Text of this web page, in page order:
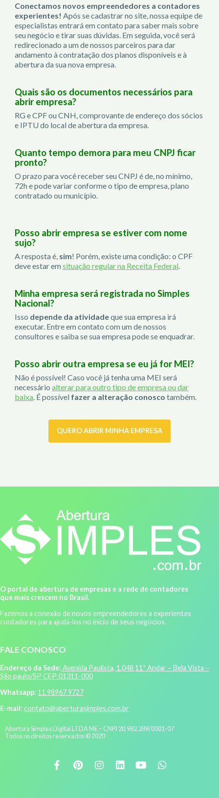
Conectamos novos empreendedores a contadores
experientes! Após se cadastrar no site, nossa equipe de
especialistas entrará em contato para saber mais sobre
seu negócio e tirar suas dúvidas. Em seguida, você será
redirecionado a um de nossos parceiros para dar
andamento à contratação dos planos disponíveis e à
abertura da sua nova empresa.
Quais são os documentos necessários para
abrir empresa?
RG e CPF ou CNH, comprovante de endereço dos sócios
e IPTU do local de abertura da empresa.
Quanto tempo demora para meu CNPJ ficar
pronto?
O prazo para você receber seu CNPJ é de, no mínimo,
72h e pode variar conforme o tipo de empresa, plano
contratado ou município.
Posso abrir empresa se estiver com nome
sujo?
A resposta é, sim! Porém, existe uma condição: o CPF
deve estar emsituação regular na Receita Federal.
Minha empresa será registrada no Simples
Nacional?
Isso depende da atividadeque sua empresa irá
executar. Entre em contato com um de nossos
consultores e saiba se sua empresa pode se enquadrar.
Posso abrir outra empresa se eu já for MEI?
Não é possível! Caso você já tenha uma MEI será
necessário alterar para outro tipo de empresa ou dar
baixa. É possível fazer a alteração conosco também.
QUERO ABRIR MINHA EMPRESA
O portal de abertura de empresas e a rede de contadores
que mais crescem no Brasil.
Fazemos a conexão de novos empreendedores a experientes
contadores para ajudá-los no início de seus negócios.
FALE CONOSCO
Endereço da Sede: Avenida Paulista, 1.048 11º Andar – Bela Vista –
São paulo/SP CEP:01311-000
Whatsapp: 11 98967 9727
E-mail: contato@aberturasimples.com.br
Abertura Simples Digital LTDA ME – CNPJ 20.982.289/0001-07
Todos os direitos reservados © 2020